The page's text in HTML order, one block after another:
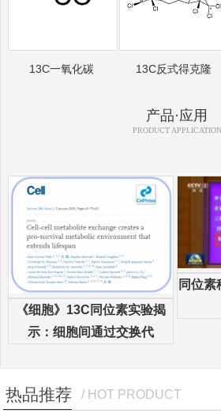
13C一氧化碳 13C反式得克隆
产品·应用
PRODUCT APPLICATION
《细胞》13C同位素实验揭
示：细胞间通过交换代
同位素
热品推荐 / HOT PRODUCT